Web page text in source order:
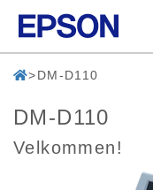
DM-D110
DM-D110
Velkommen!